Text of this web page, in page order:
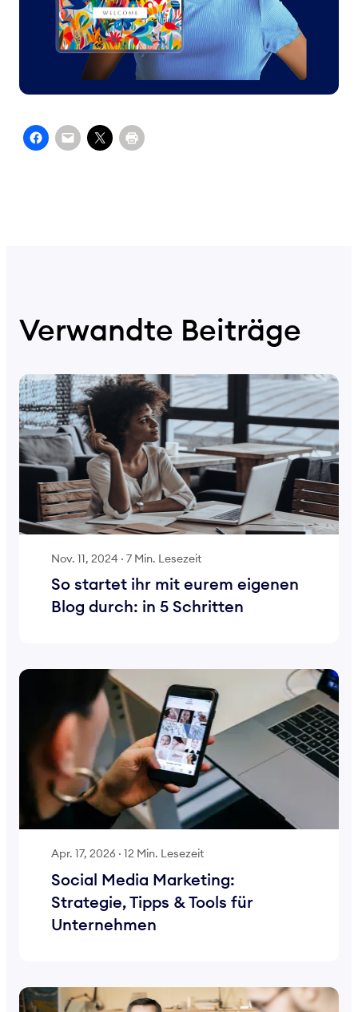
Verwandte Beiträge
Nov. 11, 2024 · 7 Min. Lesezeit
So startet ihr mit eurem eigenen
Blog durch: in 5 Schritten
Apr. 17, 2026 · 12 Min. Lesezeit
Social Media Marketing:
Strategie, Tipps & Tools für
Unternehmen